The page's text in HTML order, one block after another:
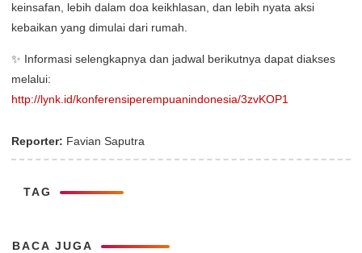
keinsafan, lebih dalam doa keikhlasan, dan lebih nyata aksi
kebaikan yang dimulai dari rumah.
✨ Informasi selengkapnya dan jadwal berikutnya dapat diakses
melalui:
http://lynk.id/konferensiperempuanindonesia/3zvKOP1
Reporter: Favian Saputra
TAG
BACA JUGA